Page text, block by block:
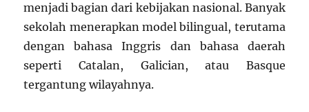
menjadi bagian dari kebijakan nasional. Banyak
sekolah menerapkan model bilingual, terutama
dengan bahasa Inggris dan bahasa daerah
seperti Catalan, Galician, atau Basque
tergantung wilayahnya.